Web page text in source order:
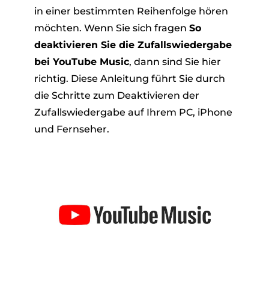
in einer bestimmten Reihenfolge hören
möchten. Wenn Sie sich fragen So
deaktivieren Sie die Zufallswiedergabe
bei YouTube Music, dann sind Sie hier
richtig. Diese Anleitung führt Sie durch
die Schritte zum Deaktivieren der
Zufallswiedergabe auf Ihrem PC, iPhone
und Fernseher.